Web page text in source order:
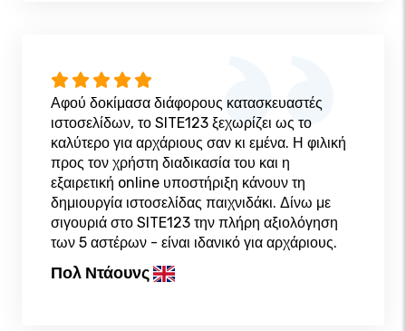
Αφού δοκίμασα διάφορους κατασκευαστές
ιστοσελίδων, το SITE123 ξεχωρίζει ως το
καλύτερο για αρχάριους σαν κι εμένα. Η φιλική
προς τον χρήστη διαδικασία του και η
εξαιρετική online υποστήριξη κάνουν τη
δημιουργία ιστοσελίδας παιχνιδάκι. Δίνω με
σιγουριά στο SITE123 την πλήρη αξιολόγηση
των 5 αστέρων - είναι ιδανικό για αρχάριους.
Πολ Ντάουνς